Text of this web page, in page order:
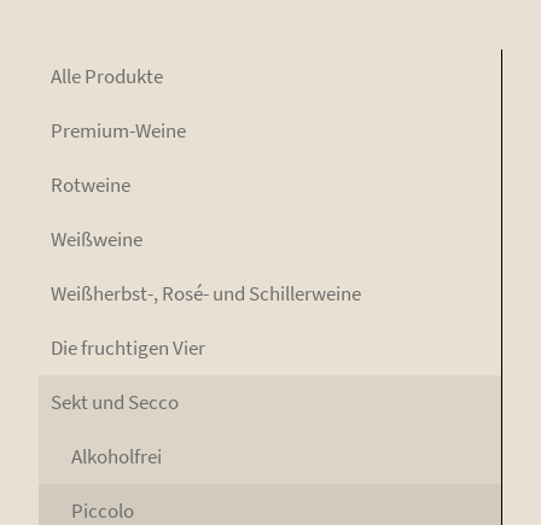
Alle Pro­duk­te
Pre­mi­um-Wei­ne
Rot­wei­ne
Weiß­wei­ne
Weiß­herbst-, Rosé- und Schillerweine
Die fruch­ti­gen Vier
Sekt und Secco
Alko­hol­frei
Pic­co­lo